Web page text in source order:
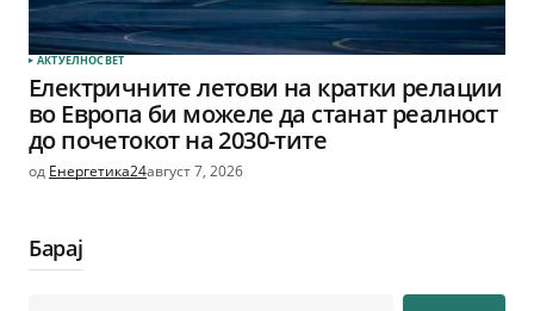
АКТУЕЛНОСВЕТ
Електричните летови на кратки релации
во Европа би можеле да станат реалност
до почетокот на 2030-тите
од Енергетика24август 7, 2026
Барај